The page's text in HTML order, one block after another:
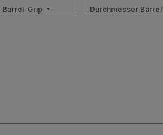
Barrel-Grip Durchmesser Barrel